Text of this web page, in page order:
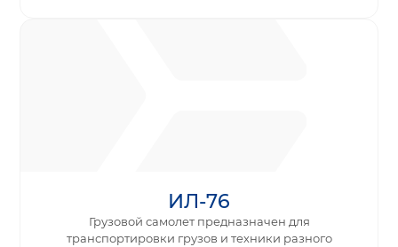
ИЛ-76
Грузовой самолет предназначен для
транспортировки грузов и техники разного